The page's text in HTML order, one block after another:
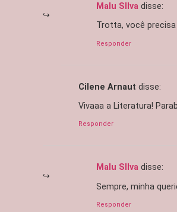
Malu SIlva disse:
Trotta, você
Responder
Cilene Arnaut disse:
Vivaaa a Literatura!
Responder
Malu SIlva disse:
Sempre, minha
Responder